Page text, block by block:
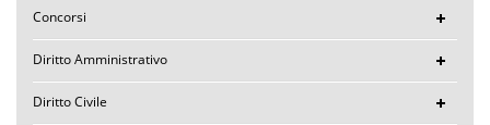
Concorsi
Diritto Amministrativo
Diritto Civile